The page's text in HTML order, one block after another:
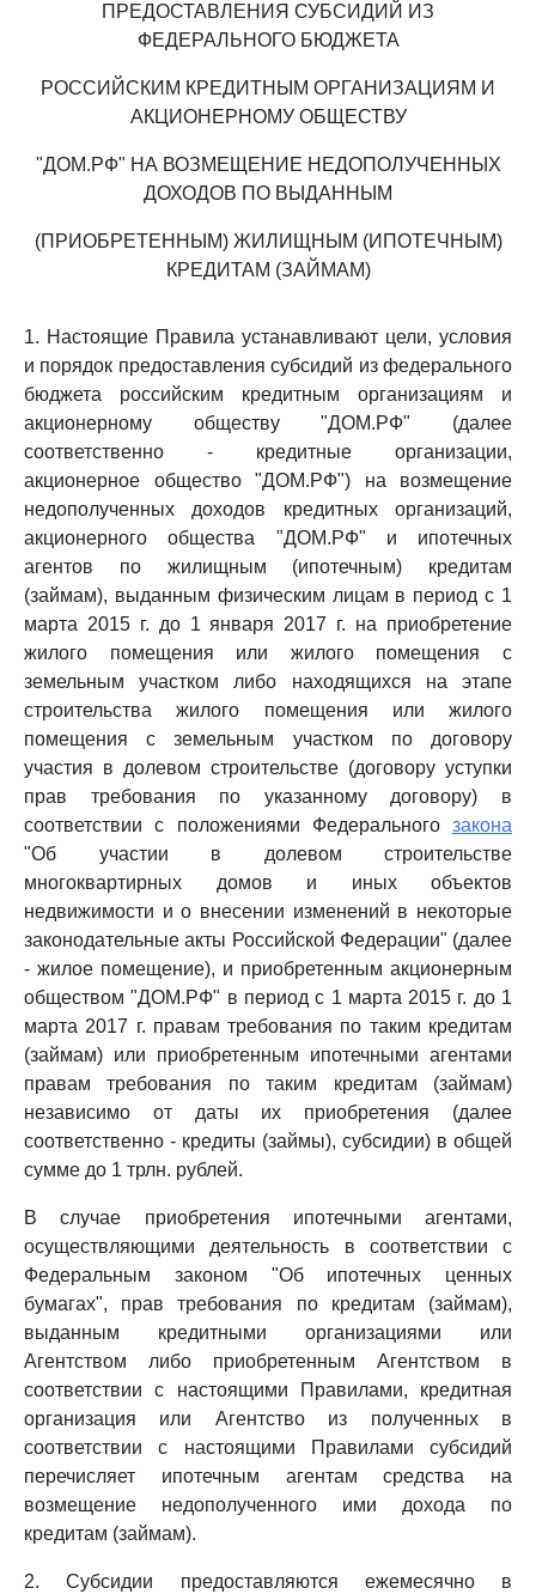
ПРЕДОСТАВЛЕНИЯ СУБСИДИЙ ИЗ
ФЕДЕРАЛЬНОГО БЮДЖЕТА
РОССИЙСКИМ КРЕДИТНЫМ ОРГАНИЗАЦИЯМ И
АКЦИОНЕРНОМУ ОБЩЕСТВУ
"ДОМ.РФ" НА ВОЗМЕЩЕНИЕ НЕДОПОЛУЧЕННЫХ
ДОХОДОВ ПО ВЫДАННЫМ
(ПРИОБРЕТЕННЫМ) ЖИЛИЩНЫМ (ИПОТЕЧНЫМ)
КРЕДИТАМ (ЗАЙМАМ)
1. Настоящие Правила устанавливают цели, условия
и порядок предоставления субсидий из федерального
бюджета российским кредитным организациям и
акционерному обществу "ДОМ.РФ" (далее
соответственно - кредитные организации,
акционерное общество "ДОМ.РФ") на возмещение
недополученных доходов кредитных организаций,
акционерного общества "ДОМ.РФ" и ипотечных
агентов по жилищным (ипотечным) кредитам
(займам), выданным физическим лицам в период с 1
марта 2015 г. до 1 января 2017 г. на приобретение
жилого помещения или жилого помещения с
земельным участком либо находящихся на этапе
строительства жилого помещения или жилого
помещения с земельным участком по договору
участия в долевом строительстве (договору уступки
прав требования по указанному договору) в
соответствии с положениями Федерального закона
"Об участии в долевом строительстве
многоквартирных домов и иных объектов
недвижимости и о внесении изменений в некоторые
законодательные акты Российской Федерации" (далее
- жилое помещение), и приобретенным акционерным
обществом "ДОМ.РФ" в период с 1 марта 2015 г. до 1
марта 2017 г. правам требования по таким кредитам
(займам) или приобретенным ипотечными агентами
правам требования по таким кредитам (займам)
независимо от даты их приобретения (далее
соответственно - кредиты (займы), субсидии) в общей
сумме до 1 трлн. рублей.
В случае приобретения ипотечными агентами,
осуществляющими деятельность в соответствии с
Федеральным законом "Об ипотечных ценных
бумагах", прав требования по кредитам (займам),
выданным кредитными организациями или
Агентством либо приобретенным Агентством в
соответствии с настоящими Правилами, кредитная
организация или Агентство из полученных в
соответствии с настоящими Правилами субсидий
перечисляет ипотечным агентам средства на
возмещение недополученного ими дохода по
кредитам (займам).
2. Субсидии предоставляются ежемесячно в